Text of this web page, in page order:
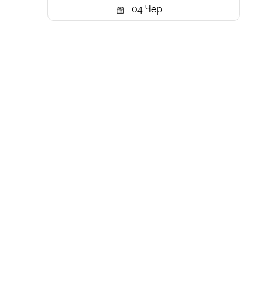
04 Чер